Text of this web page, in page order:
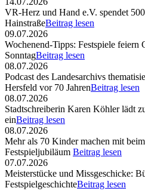
VR-Herz und Hand e.V. spendet
HainstraßeBeitrag lesen
09.07.2026
Wochenend-Tipps: Festspiele feiern
SonntagBeitrag lesen
08.07.2026
Podcast des Landesarchivs
Hersfeld vor 70 JahrenBeitrag lesen
08.07.2026
Stadtschreiberin Karen Köhler lädt
einBeitrag lesen
08.07.2026
Mehr als 70 Kinder machen mit
Festspieljubiläum Beitrag lesen
07.07.2026
Meisterstücke und Missgeschicke:
FestspielgeschichteBeitrag lesen